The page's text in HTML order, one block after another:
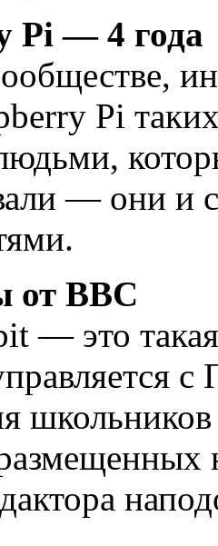
Pi — 4 года
Pi
— они и
от ВВС
— это